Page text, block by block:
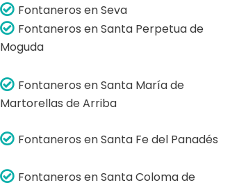
Fontaneros en Seva
Fontaneros en Santa Perpetua de
Moguda
Fontaneros en Santa María de
Martorellas de Arriba
Fontaneros en Santa Fe del Panadés
Fontaneros en Santa Coloma de